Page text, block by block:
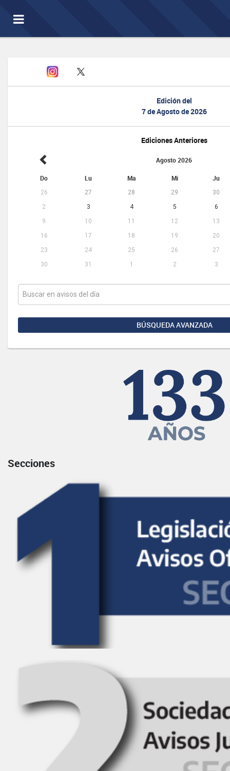
Toggle
navigation
Edición del
7 de Agosto de 2026
Ediciones Anteriores
Agosto 2026
Do Lu Ma Mi Ju
26 27 28 29
30
2
3 4 5
6
9
10 11 12
13
16
17 18 19
20
23
24 25 26
27
30
31 1 2 3
BÚSQUEDA AVANZADA
Secciones